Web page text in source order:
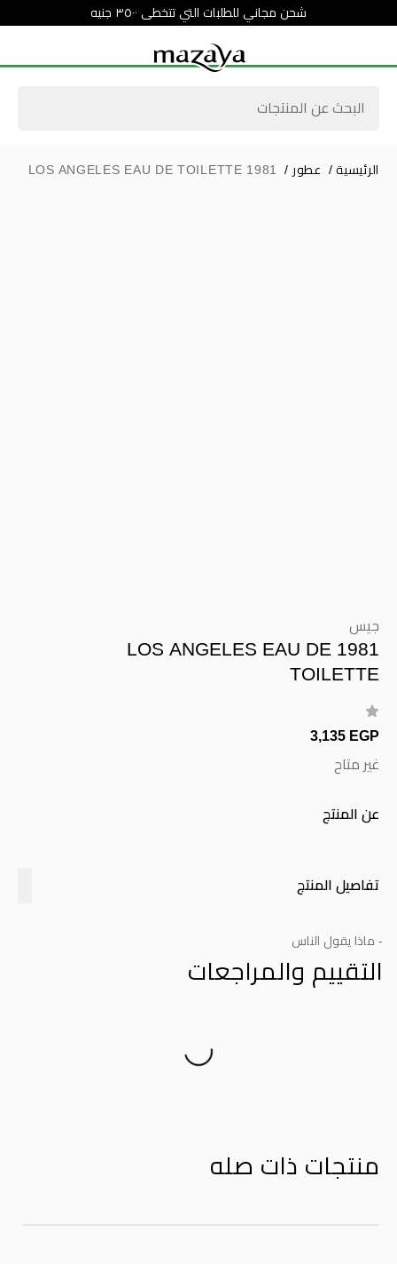
شحن مجاني للطلبات التي تتخطى ٣٥٠٠ جنيه
الرئيسية / عطور /
1981 LOS ANGELES EAU DE TOILETTE
جيس
1981 LOS ANGELES EAU DE
TOILETTE
3,135 EGP
غير متاح
عن المنتج
تفاصيل المنتج
- ماذا يقول الناس
التقييم والمراجعات
منتجات ذات صله